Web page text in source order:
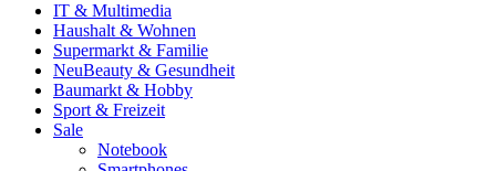
IT & Multimedia
Haushalt & Wohnen
Supermarkt & Familie
NeuBeauty & Gesundheit
Baumarkt & Hobby
Sport & Freizeit
Sale
Notebook